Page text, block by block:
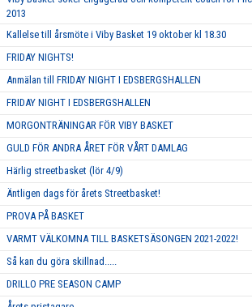
2013
Kallelse till årsmöte i Viby Basket 19 oktober kl 18.30
FRIDAY NIGHTS!
Anmälan till FRIDAY NIGHT I EDSBERGSHALLEN
FRIDAY NIGHT I EDSBERGSHALLEN
MORGONTRÄNINGAR FÖR VIBY BASKET
GULD FÖR ANDRA ÅRET FÖR VÅRT DAMLAG
Härlig streetbasket (lör 4/9)
Äntligen dags för årets Streetbasket!
PROVA PÅ BASKET
VARMT VÄLKOMNA TILL BASKETSÄSONGEN 2021-2022!
Så kan du göra skillnad.....
DRILLO PRE SEASON CAMP